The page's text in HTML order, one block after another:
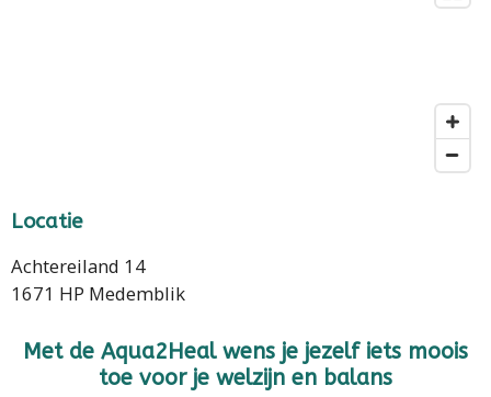
Locatie
Achtereiland 14
1671 HP Medemblik
Met de Aqua2Heal wens je jezelf iets moois
toe voor je welzijn en balans